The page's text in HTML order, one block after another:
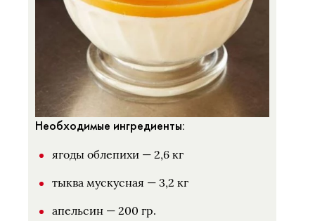
Необходимые ингредиенты:
ягоды облепихи — 2,6 кг
тыква мускусная — 3,2 кг
апельсин — 200 гр.